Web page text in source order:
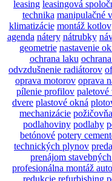
leasing leasingová
technika manipulačné
klimatizácie montáž kotlov
agenda nátery nátrubky
geometrie nastavenie
ochrana laku
odvzdušnenie radiátorov
oprava motorov oprava
pílenie profilov
dvere plastové okná
mechanizácie
podlahoviny podlahy
betónové potery
technických plynov
prenájom
profesionálna montáž
redukcie refurbishing